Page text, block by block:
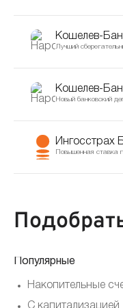
Кошелев-
Лучший
Кошелев-
Новый банковский
Ингосстрах
Повышенная ставка
Популярные
Накопительные
С капитализацией